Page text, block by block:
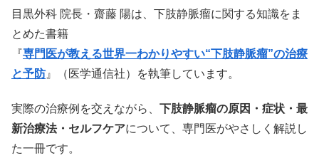
目黒外科 院長・齋藤 陽は、下肢静脈瘤に関する知識をま
とめた書籍
『専門医が教える世界一わかりやすい“下肢静脈瘤”の治療
と予防』（医学通信社）を執筆しています。
実際の治療例を交えながら、 下肢静脈瘤の原因・症状・最
新治療法・セルフケアについて、専門医がやさしく解説し
た一冊です。